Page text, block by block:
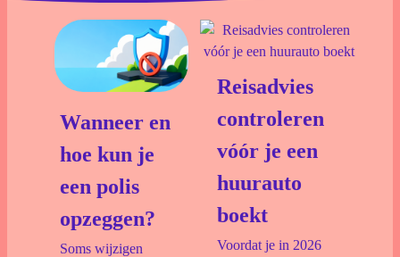
Deelauto Eigen Risico
Camperhuur Eigen Risico
Contact
Blog
Download documenten
Wanneer en
hoe kun je
een polis
opzeggen?
Soms wijzigen
Reisadvies
controleren
vóór je een
huurauto
boekt
Voordat je in 2026